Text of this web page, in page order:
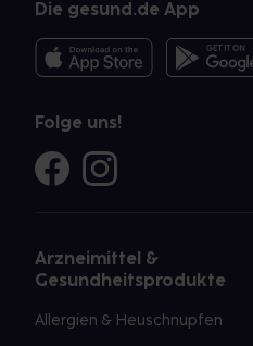
Die gesund.de App
Folge uns!
Arzneimittel &
Gesundheitsprodukte
Allergien & Heuschnupfen